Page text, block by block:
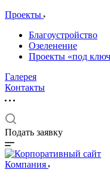
Проекты
Благоустройство
Озеленение
Проекты «под
Галерея
Контакты
Подать заявку
Компания